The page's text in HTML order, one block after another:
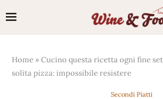
Home »Cucino questa ricetta ogni fine
solita pizza: impossibile resistere
Secondi Piatti